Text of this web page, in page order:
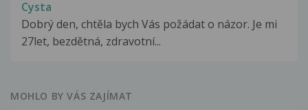
Cysta
Dobrý den, chtěla bych Vás požádat o názor. Je mi
27let, bezdětná, zdravotní...
MOHLO BY VÁS ZAJÍMAT